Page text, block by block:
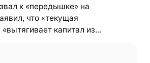
к «передышке» на
что «текущая
капитал из...